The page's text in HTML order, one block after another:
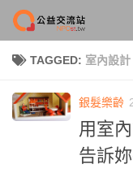
Skip to content
TAGGED: 室內設計
銀髮樂齡
用室
告訴